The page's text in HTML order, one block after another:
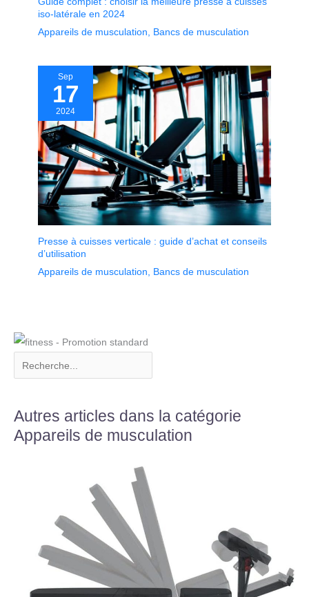
iso-latérale en 2024
Appareils de musculation
Bancs de musculation
Sep
17
2024
Presse à cuisses verticale : guide d’achat et conseils
d’utilisation
Appareils de musculation
Bancs de musculation
Autres articles dans la catégorie
Appareils de musculation